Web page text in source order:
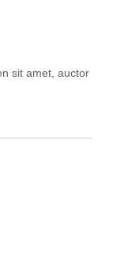
sit amet, auctor